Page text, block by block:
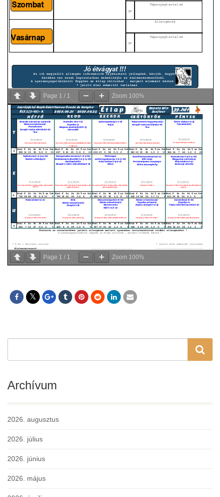
Page 1 / 1 Zoom 100%
Page 1 / 1 Zoom 100%
Archívum
2026. augusztus
2026. július
2026. június
2026. május